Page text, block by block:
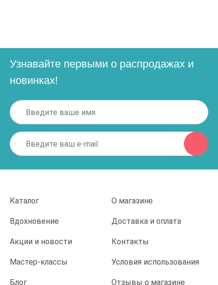
Узнавайте первыми о распродажах и
новинках!
Каталог О магазине
Вдохновение Доставка и оплата
Акции и новости Контакты
Мастер-классы Условия использования
Блог Отзывы о магазине